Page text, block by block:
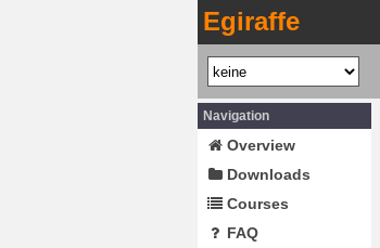
Egiraffe
Navigation
Overview
Downloads
Courses
FAQ